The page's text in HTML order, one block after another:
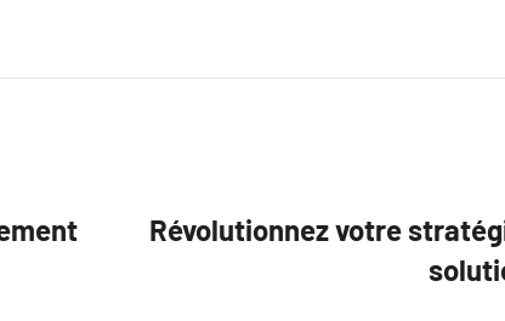
Révolutionnez votre